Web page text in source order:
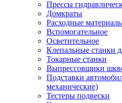
Прессы
Домкраты
Расходные
Вспомогательное
Осветительное
Клепальные станки
Токарные станки
Выпрессовщики
Подставки
механические)
Тестеры подвески